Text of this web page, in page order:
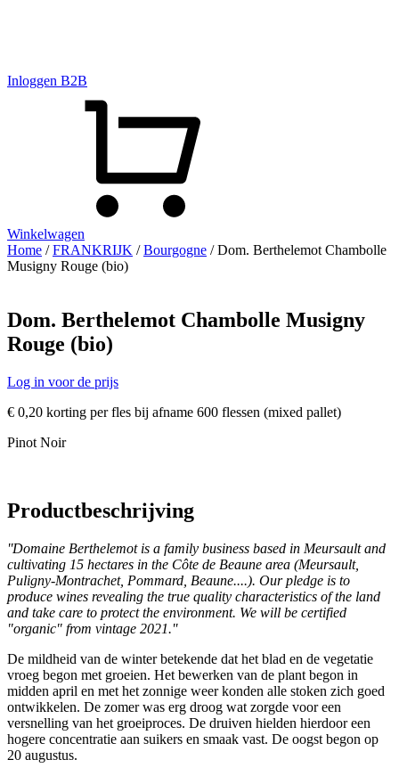
Inloggen B2B
Winkelwagen
Home /FRANKRIJK /Bourgogne / Dom. Berthelemot Chambolle
Musigny Rouge (bio)
Dom. Berthelemot Chambolle Musigny
Rouge (bio)
Log in voor de prijs
€ 0,20 korting per fles bij afname 600 flessen (mixed pallet)
Pinot Noir
Productbeschrijving
''Domaine Berthelemot is a family business based in Meursault and
cultivating 15 hectares in the Côte de Beaune area (Meursault,
Puligny-Montrachet, Pommard, Beaune....). Our pledge is to
produce wines revealing the true quality characteristics of the land
and take care to protect the environment. We will be certified
"organic" from vintage 2021.''
De mildheid van de winter betekende dat het blad en de vegetatie
vroeg begon met groeien. Het bewerken van de plant begon in
midden april en met het zonnige weer konden alle stoken zich goed
ontwikkelen. De zomer was erg droog wat zorgde voor een
versnelling van het groeiproces. De druiven hielden hierdoor een
hogere concentratie aan suikers en smaak vast. De oogst begon op
20 augustus.